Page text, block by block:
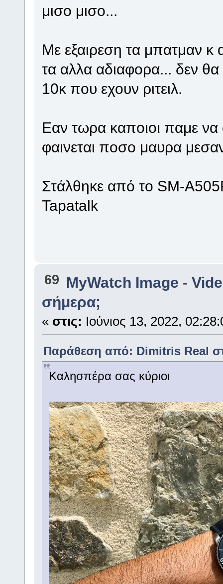
μισο μισο...
Με εξαιρεση τα μπατμαν
τα αλλα αδιαφορα... δεν θα
10κ που εχουν ριτειλ.
Εαν τωρα καποιοι παμε
φαινεται ποσο μαυρα
Στάλθηκε από το SM-
Tapatalk
69 MyWatch Ιmage -
σήμερα;
« στις: Ιούνιος 13, 2022,
Παράθεση από: Dimitris Real
Καλησπέρα σας κύριοι